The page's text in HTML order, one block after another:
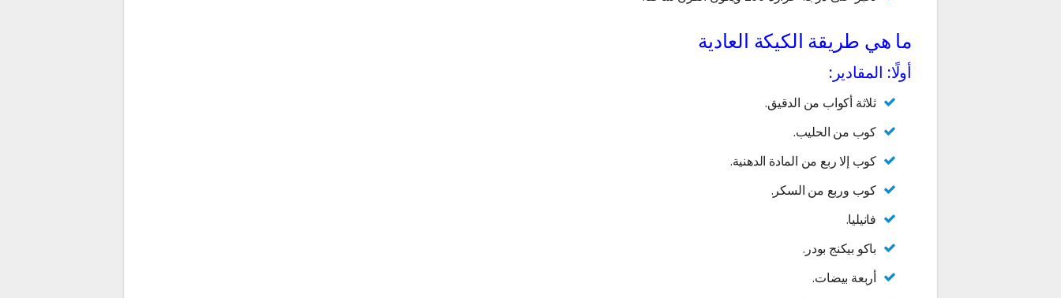
ما هي طريقة الكيكة العادية
أولًا: المقادير:
ثلاثة أكواب من الدقيق.
كوب من الحليب.
كوب إلا ربع من المادة الدهنية.
كوب وربع من السكر.
فانيليا.
باكو بيكنج بودر.
أربعة بيضات.